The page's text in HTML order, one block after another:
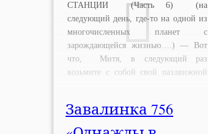
СТАНЦИИ (Часть 6) (на
следующий день, где-то на одной из
многочисленных планет с
зарождающейся жизнью….) — Вот
что, Митя, в следующий раз
возьмите с собой свой раздвижной
потом всем рассказывали что он Вам
его […]
Завалинка 756